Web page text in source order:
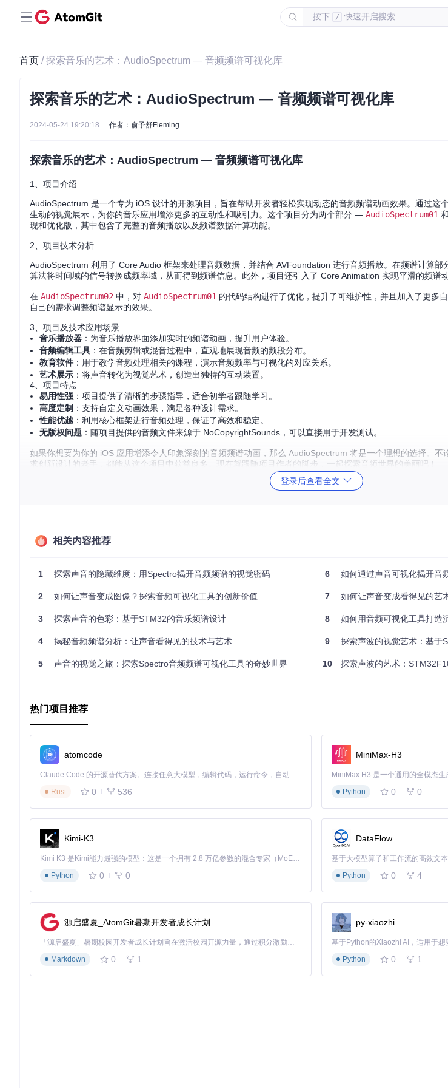
按下 / 快速开启搜索
首页 / 探索音乐的艺术：AudioSpectrum — 音频频谱可视化库
探索音乐的艺术：AudioSpectrum — 音频频谱可视化库
2024-05-24 19:20:18 作者：俞予舒Fleming
探索音乐的艺术：AudioSpectrum — 音频频谱可视化库
1、项目介绍
AudioSpectrum 是一个专为 iOS 设计的开源项目，旨在帮助开发者轻松实现动态的音频频谱动画效果。通过这
生动的视觉展示，为你的音乐应用增添更多的互动性和吸引力。这个项目分为两个部分 — AudioSpectrum01 和
现和优化版，其中包含了完整的音频播放以及频谱数据计算功能。
2、项目技术分析
AudioSpectrum 利用了 Core Audio 框架来处理音频数据，并结合 AVFoundation 进行音频播放。在频谱计算
算法将时间域的信号转换成频率域，从而得到频谱信息。此外，项目还引入了 Core Animation 实现平滑的频谱
在 AudioSpectrum02 中，对 AudioSpectrum01 的代码结构进行了优化，提升了可维护性，并且加入了更多
自己的需求调整频谱显示的效果。
3、项目及技术应用场景
音乐播放器 ：为音乐播放界面添加实时的频谱动画，提升用户体验。
音频编辑工具 ：在音频剪辑或混音过程中，直观地展现音频的频段分布。
教育软件 ：用于教学音频处理相关的课程，演示音频频率与可视化的对应关系。
艺术展示 ：将声音转化为视觉艺术，创造出独特的互动装置。
4、项目特点
易用性强 ：项目提供了清晰的步骤指导，适合初学者跟随学习。
高度定制 ：支持自定义动画效果，满足各种设计需求。
性能优越 ：利用核心框架进行音频处理，保证了高效和稳定。
无版权问题 ：随项目提供的音频文件来源于 NoCopyrightSounds，可以直接用于开发测试。
如果你想要为你的 iOS 应用增添令人印象深刻的音频频谱动画，那么 AudioSpectrum 将是一个理想的选择。不
求创新设计的老手，都能从这个项目中获益良多。现在就跟随项目作者的脚步，一起探索音频世界的美丽吧！
登录后查看全文
相关内容推荐
1 探索声音的隐藏维度：用Spectro揭开音频频谱的视觉密码
2 如何让声音变成图像？探索音频可视化工具的创新价值
3 探索声音的色彩：基于STM32的音乐频谱设计
4 揭秘音频频谱分析：让声音看得见的技术与艺术
5 声音的视觉之旅：探索Spectro音频频谱可视化工具的奇妙世界
6 如何通过声音可视化揭开音
7 如何让声音变成看得见的艺
8 如何用音频可视化工具打造沉浸式
9 探索声波的视觉艺术：基于
10 探索声波的艺术：
热门项目推荐
atomcode
Claude Code 的开源替代方案。连接任意大模型，编辑代码，运行命令，自动验证 — 全自动执行。用 Rust 构建，极致性能。 ｜ An open-source alternative to Claude Code. Connect any LLM, edit code, run commands, and verify changes — autonomously. Built in Rust for speed. Get Started
Rust
0 536
MiniMax-H3
Python
0 0
Kimi-K3
Kimi K3 是Kimi能力最强的模型：这是一个拥有 2.8 万亿参数的混合专家（MoE）模型，具备原生视觉理解能力，并支持 100 万 token 的上下文窗口。
Python
0 0
DataFlow
基于大模型算子和工作流的高效文
Python
0 4
源启盛夏_AtomGit暑期开发者成长计划
「源启盛夏」暑期校园开发者成长计划旨在激活校园开源力量，通过积分激励、认证扶持、资源倾斜等形式，引导高校组织和开发者完成「入驻 — 建项目 — 做贡献 — 获认证 — 得资源」的完整闭环。无论你是想带领社团入驻平台的组织者，还是希望用代码贡献证明自己的开发者，都能在这里找到属于你的成长路径。
Markdown
0 1
py-xiaozhi
Python
0 1